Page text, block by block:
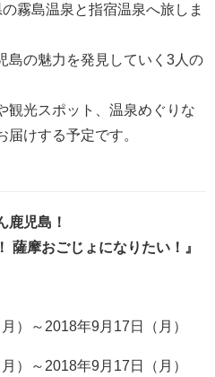
霧島温泉と指宿温泉へ旅しま
島の魅力を発見していく3人の
観光スポット、温泉めぐりな
けする予定です。
鹿児島！
摩おごじょになりたい！』
）～2018年9月17日（月）
）～2018年9月17日（月）